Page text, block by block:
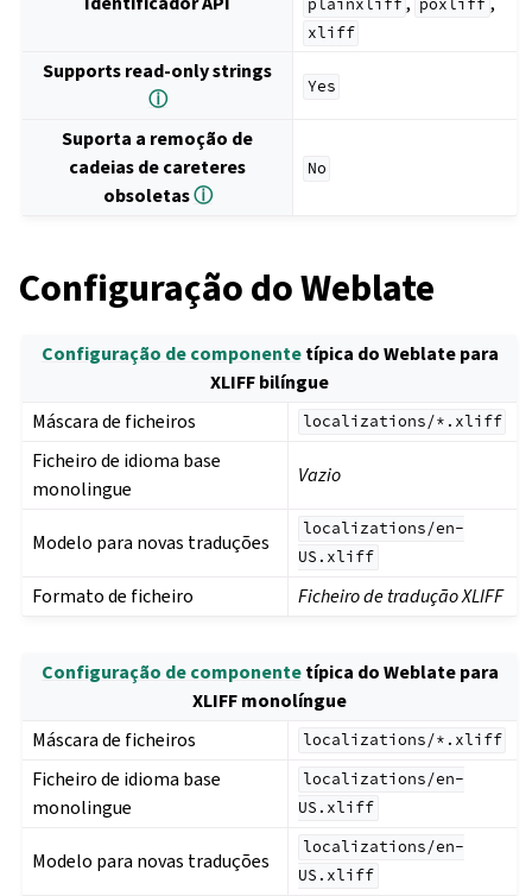
plainxliff poxliff
xliff
Supports read-only strings
ⓘ
Yes
Suporta a remoção de
cadeias de careteres
obsoletasⓘ
No
Configuração do Weblate
Configuração de componentetípica do Weblate para
XLIFF bilíngue
Máscara de ficheiros
localizations/*.xliff
Ficheiro de idioma base
monolingue
Vazio
Modelo para novas traduções
localizations/en-
US.xliff
Formato de ficheiro Ficheiro de tradução XLIFF
Configuração de componentetípica do Weblate para
XLIFF monolíngue
Máscara de ficheiros
localizations/*.xliff
Ficheiro de idioma base
monolingue
localizations/en-
US.xliff
Modelo para novas traduções
localizations/en-
US.xliff